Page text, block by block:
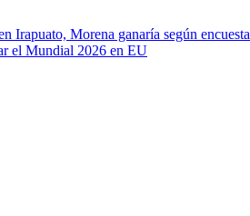
Irapuato, Morena ganaría según encuesta
el Mundial 2026 en EU